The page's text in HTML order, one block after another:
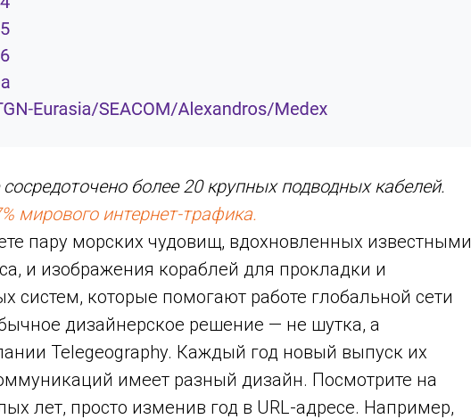
сосредоточено более 20 крупных подводных кабелей.
мирового интернет-трафика.
пару морских чудовищ, вдохновленных известными
и изображения кораблей для прокладки и
систем, которые помогают работе глобальной сети
дизайнерское решение — не шутка, а
Telegeography. Каждый год новый выпуск их
имеет разный дизайн. Посмотрите на
лет, просто изменив год в URL-адресе. Например,